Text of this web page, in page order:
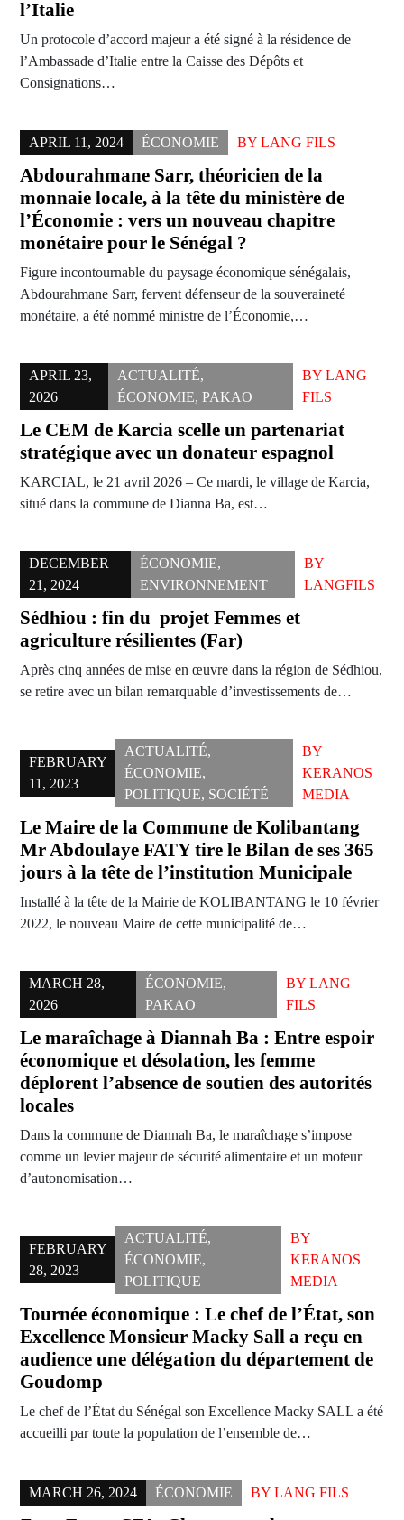
l’Italie
Un protocole d’accord majeur a été signé à la résidence de
l’Ambassade d’Italie entre la Caisse des Dépôts et
Consignations…
APRIL 11, 2024 ÉCONOMIE BY LANG FILS
Abdourahmane Sarr, théoricien de la
monnaie locale, à la tête du ministère de
l’Économie : vers un nouveau chapitre
monétaire pour le Sénégal ?
Figure incontournable du paysage économique sénégalais,
Abdourahmane Sarr, fervent défenseur de la souveraineté
monétaire, a été nommé ministre de l’Économie,…
APRIL 23,
2026
ACTUALITÉ,
ÉCONOMIE,PAKAO
BYLANG
FILS
Le CEM de Karcia scelle un partenariat
stratégique avec un donateur espagnol
KARCIAL, le 21 avril 2026 – Ce mardi, le village de Karcia,
situé dans la commune de Dianna Ba, est…
DECEMBER
21, 2024
ÉCONOMIE,
ENVIRONNEMENT
BY
LANGFILS
Sédhiou : fin du projet Femmes et
agriculture résilientes (Far)
Après cinq années de mise en œuvre dans la région de Sédhiou,
se retire avec un bilan remarquable d’investissements de…
FEBRUARY
11, 2023
ACTUALITÉ,
ÉCONOMIE,
POLITIQUE, SOCIÉTÉ
BY
KERANOS
MEDIA
Le Maire de la Commune de Kolibantang
Mr Abdoulaye FATY tire le Bilan de ses 365
jours à la tête de l’institution Municipale
Installé à la tête de la Mairie de KOLIBANTANG le 10 février
2022, le nouveau Maire de cette municipalité de…
MARCH 28,
2026
ÉCONOMIE,
PAKAO
BYLANG
FILS
Le maraîchage à Diannah Ba : Entre espoir
économique et désolation, les femme
déplorent l’absence de soutien des autorités
locales
Dans la commune de Diannah Ba, le maraîchage s’impose
comme un levier majeur de sécurité alimentaire et un moteur
d’autonomisation…
FEBRUARY
28, 2023
ACTUALITÉ,
ÉCONOMIE,
POLITIQUE
BY
KERANOS
MEDIA
Tournée économique : Le chef de l’État, son
Excellence Monsieur Macky Sall a reçu en
audience une délégation du département de
Goudomp
Le chef de l’État du Sénégal son Excellence Macky SALL a été
accueilli par toute la population de l’ensemble de…
MARCH 26, 2024 ÉCONOMIE BY LANG FILS